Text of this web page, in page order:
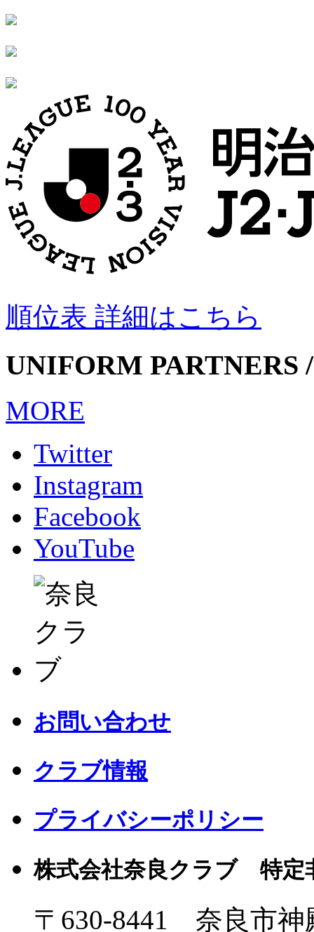
順位表 詳細はこちら
UNIFORM PARTNERS
MORE
Twitter
Instagram
Facebook
YouTube
お問い合わせ
クラブ情報
プライバシーポリシー
株式会社奈良クラブ 特定
〒630-8441 奈良市